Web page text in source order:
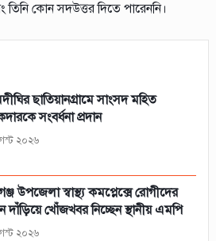
কোন সদউত্তর দিতে পারেননি।
ছাতিয়ানগ্রামে সাংসদ মহিত
সংবর্ধনা প্রদান
২০২৬
উপজেলা স্বাস্থ্য কমপ্লেক্সে রোগীদের
দাঁড়িয়ে খোঁজখবর নিচ্ছেন স্থানীয় এমপি
২০২৬